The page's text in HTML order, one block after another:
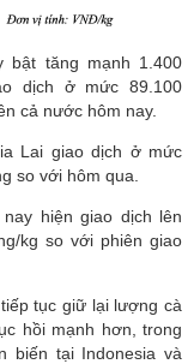
tăng mạnh 1.400
dịch ở mức 89.100
cả nước hôm nay.
Lai giao dịch ở mức
so với hôm qua.
hiện giao dịch lên
kg so với phiên giao
tục giữ lại lượng cà
hồi mạnh hơn, trong
biến tại Indonesia và